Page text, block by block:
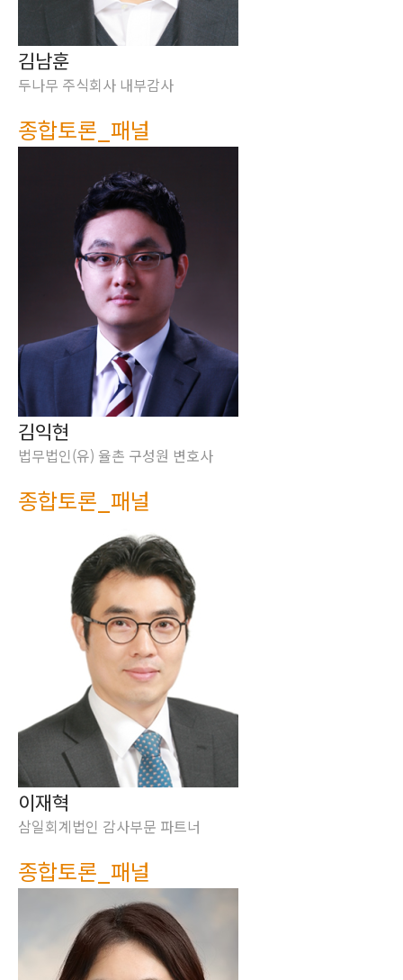
김남훈
두나무 주식회사 내부감사
종합토론_패널
김익현
법무법인(유) 율촌 구성원 변호사
종합토론_패널
이재혁
삼일회계법인 감사부문 파트너
종합토론_패널